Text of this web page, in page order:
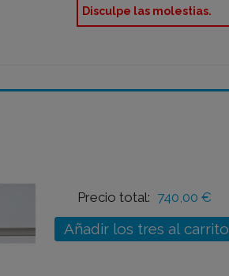
Disculpe las molestias.
Precio total: 740,00 €
Añadir los tres al carrito